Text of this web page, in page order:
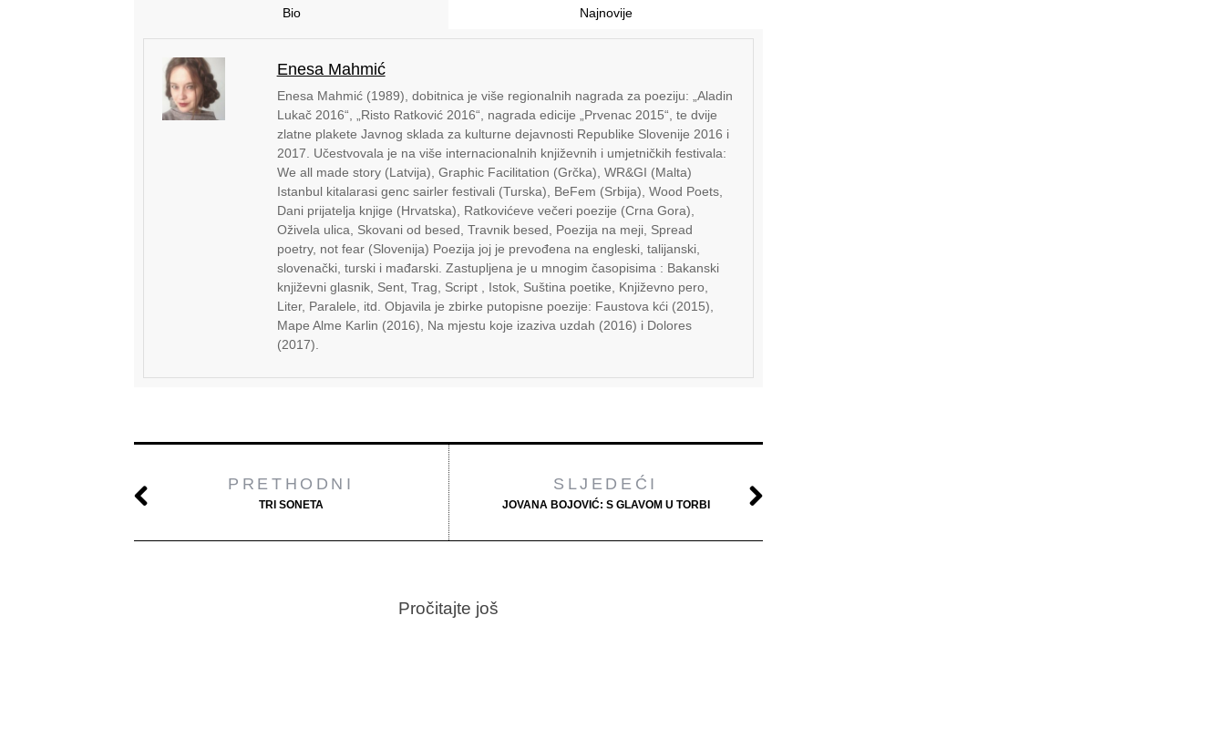
Bio Najnovije
Enesa Mahmić
Enesa Mahmić (1989), dobitnica je više regionalnih nagrada za poeziju: „Aladin
Lukač 2016“, „Risto Ratković 2016“, nagrada edicije „Prvenac 2015“, te dvije
zlatne plakete Javnog sklada za kulturne dejavnosti Republike Slovenije 2016 i
2017. Učestvovala je na više internacionalnih književnih i umjetničkih festivala:
We all made story (Latvija), Graphic Facilitation (Grčka), WR&GI (Malta)
Istanbul kitalarasi genc sairler festivali (Turska), BeFem (Srbija), Wood Poets,
Dani prijatelja knjige (Hrvatska), Ratkovićeve večeri poezije (Crna Gora),
Oživela ulica, Skovani od besed, Travnik besed, Poezija na meji, Spread
poetry, not fear (Slovenija) Poezija joj je prevođena na engleski, talijanski,
slovenački, turski i mađarski. Zastupljena je u mnogim časopisima : Bakanski
književni glasnik, Sent, Trag, Script , Istok, Suština poetike, Književno pero,
Liter, Paralele, itd. Objavila je zbirke putopisne poezije: Faustova kći (2015),
Mape Alme Karlin (2016), Na mjestu koje izaziva uzdah (2016) i Dolores
(2017).
PRETHODNI
TRI SONETA
SLJEDEĆI
JOVANA BOJOVIĆ: S GLAVOM U TORBI
Pročitajte još